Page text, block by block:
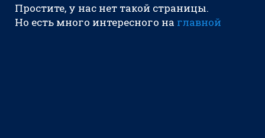
Простите, у нас нет такой страницы.
Но есть много интересного на главной